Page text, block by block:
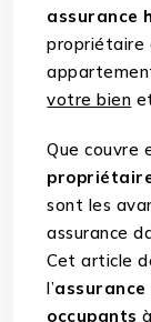
assurance
propriétaire
votre bien
Que couvre
sont les
assurance
Cet article
l’
occupants